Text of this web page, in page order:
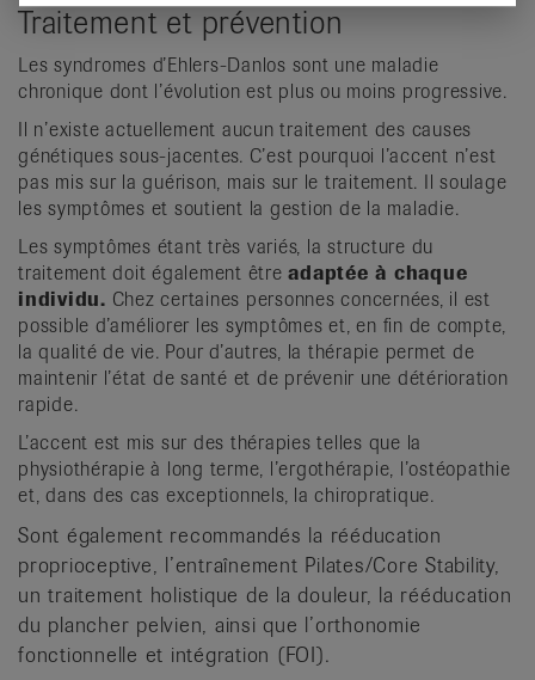
Traitement et prévention
Les syndromes d’Ehlers-Danlos sont une maladie
chronique dont l’évolution est plus ou moins progressive.
Il n’existe actuellement aucun traitement des causes
génétiques sous-jacentes. C’est pourquoi l’accent n’est
pas mis sur la guérison, mais sur le traitement. Il soulage
les symptômes et soutient la gestion de la maladie.
Les symptômes étant très variés, la structure du
traitement doit également êtreadaptée à chaque
individu. Chez certaines personnes concernées, il est
possible d’améliorer les symptômes et, en fin de compte,
la qualité de vie. Pour d’autres, la thérapie permet de
maintenir l’état de santé et de prévenir une détérioration
rapide.
L’accent est mis sur des thérapies telles que la
physiothérapie à long terme, l’ergothérapie, l’ostéopathie
et, dans des cas exceptionnels, la chiropratique.
Sont également recommandés la rééducation
proprioceptive, l’entraînement Pilates/Core Stability,
un traitement holistique de la douleur, la rééducation
du plancher pelvien, ainsi que l’orthonomie
fonctionnelle et intégration (FOI).